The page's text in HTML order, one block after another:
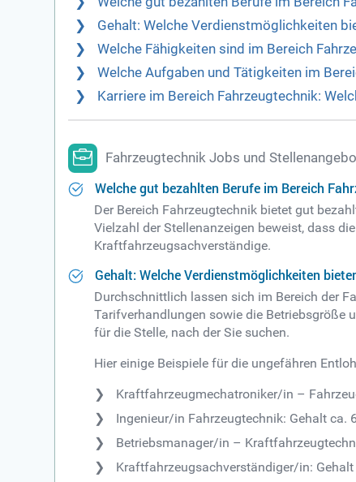
Gehalt: Welche Verdienstmöglichkeiten
Welche Fähigkeiten sind im Bereich
Welche Aufgaben und Tätigkeiten im
Karriere im Bereich Fahrzeugtechnik:
Fahrzeugtechnik Jobs und
Welche gut bezahlten Berufe im Bereich
Der Bereich Fahrzeugtechnik bietet gut
Vielzahl der Stellenanzeigen beweist, dass
Kraftfahrzeugsachverständige.
Gehalt: Welche Verdienstmöglichkeiten
Durchschnittlich lassen sich im Bereich der
Tarifverhandlungen sowie die Betriebsgröße
für die Stelle, nach der Sie suchen.
Hier einige Beispiele für die ungefähren
Kraftfahrzeugmechatroniker/in –
Ingenieur/in Fahrzeugtechnik: Gehalt
Betriebsmanager/in –
Kraftfahrzeugsachverständiger/in: